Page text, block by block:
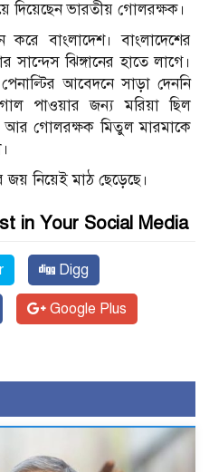
দিয়েছেন ভারতীয় গোলরক্ষক।
বাংলাদেশ। বাংলাদেশের
সান্দেস ঝিঙ্গানের হাতে লাগে।
আবেদনে সাড়া দেননি
পাওয়ার জন্য মরিয়া ছিল
আর গোলরক্ষক মিতুল মারমাকে
নিয়েই মাঠ ছেড়েছে।
in Your Social Media
Digg
Google Plus